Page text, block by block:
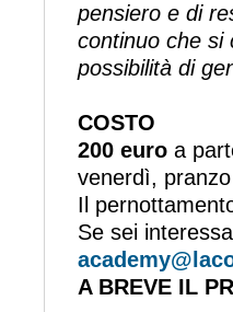
pensiero e di
continuo che si
possibilità di
COSTO
200 euro a
venerdì,
Il
Se sei
A BREVE IL